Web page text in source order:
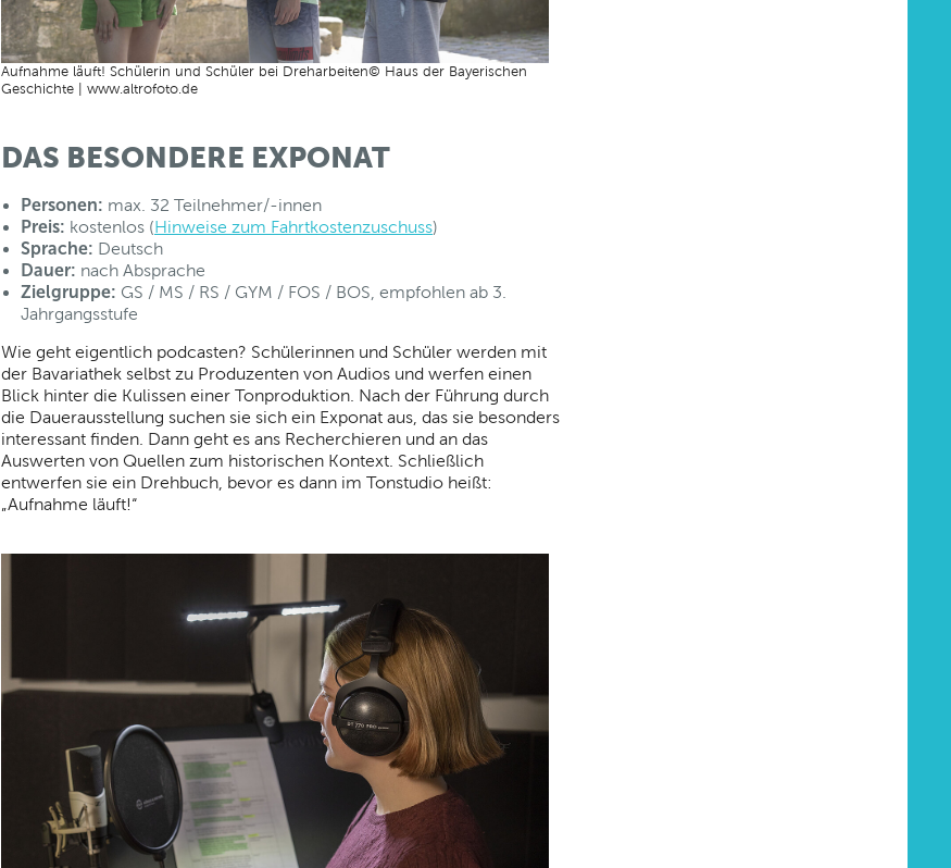
Aufnahme läuft! Schülerin und Schüler bei Dreharbeiten© Haus der Bayerischen
Geschichte | www.altrofoto.de
DAS BESONDERE EXPONAT
Personen: max. 32 Teilnehmer/-innen
Preis: kostenlos (Hinweise zum Fahrtkostenzuschuss)
Sprache: Deutsch
Dauer: nach Absprache
Zielgruppe: GS / MS / RS / GYM / FOS / BOS, empfohlen ab 3.
Jahrgangsstufe
Wie geht eigentlich podcasten? Schülerinnen und Schüler werden mit
der Bavariathek selbst zu Produzenten von Audios und werfen einen
Blick hinter die Kulissen einer Tonproduktion. Nach der Führung durch
die Dauerausstellung suchen sie sich ein Exponat aus, das sie besonders
interessant finden. Dann geht es ans Recherchieren und an das
Auswerten von Quellen zum historischen Kontext. Schließlich
entwerfen sie ein Drehbuch, bevor es dann im Tonstudio heißt:
„Aufnahme läuft!“